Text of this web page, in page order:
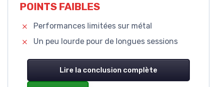
POINTS FAIBLES
Performances limitées sur métal
Un peu lourde pour de longues sessions
Lire la conclusion complète